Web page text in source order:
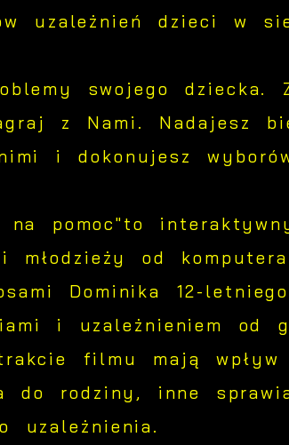
uzależnień dzieci w
swojego
z Nami. Nadajesz
i dokonujesz
pomoc"to
młodzieży od
Dominika 12-
i uzależnieniem od
filmu mają
do rodziny, inne
uzależnienia.
prywatność. Możesz zmienić
dokonać zmiany swoich ustawień.
cookies służą do prawidłowego
strony internetowej i umożliwiają Ci
z oferowanych przez nas